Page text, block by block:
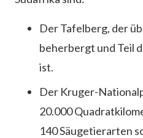
Der Tafelberg, der
beherbergt und Teil
ist.
Der Kruger-
20.000
140 Säugetierarten